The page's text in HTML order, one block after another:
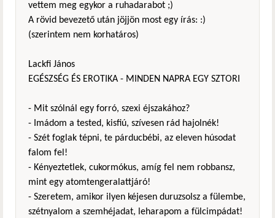
vettem meg egykor a ruhadarabot ;)
A rövid bevezető után jöjjön most egy írás: :)
(szerintem nem korhatáros)
Lackfi János
EGÉSZSÉG ÉS EROTIKA - MINDEN NAPRA EGY SZTORI
- Mit szólnál egy forró, szexi éjszakához?
- Imádom a tested, kisfiú, szívesen rád hajolnék!
- Szét foglak tépni, te párducbébi, az eleven húsodat
falom fel!
- Kényeztetlek, cukormókus, amíg fel nem robbansz,
mint egy atomtengeralattjáró!
- Szeretem, amikor ilyen kéjesen duruzsolsz a fülembe,
szétnyalom a szemhéjadat, leharapom a fülcimpádat!